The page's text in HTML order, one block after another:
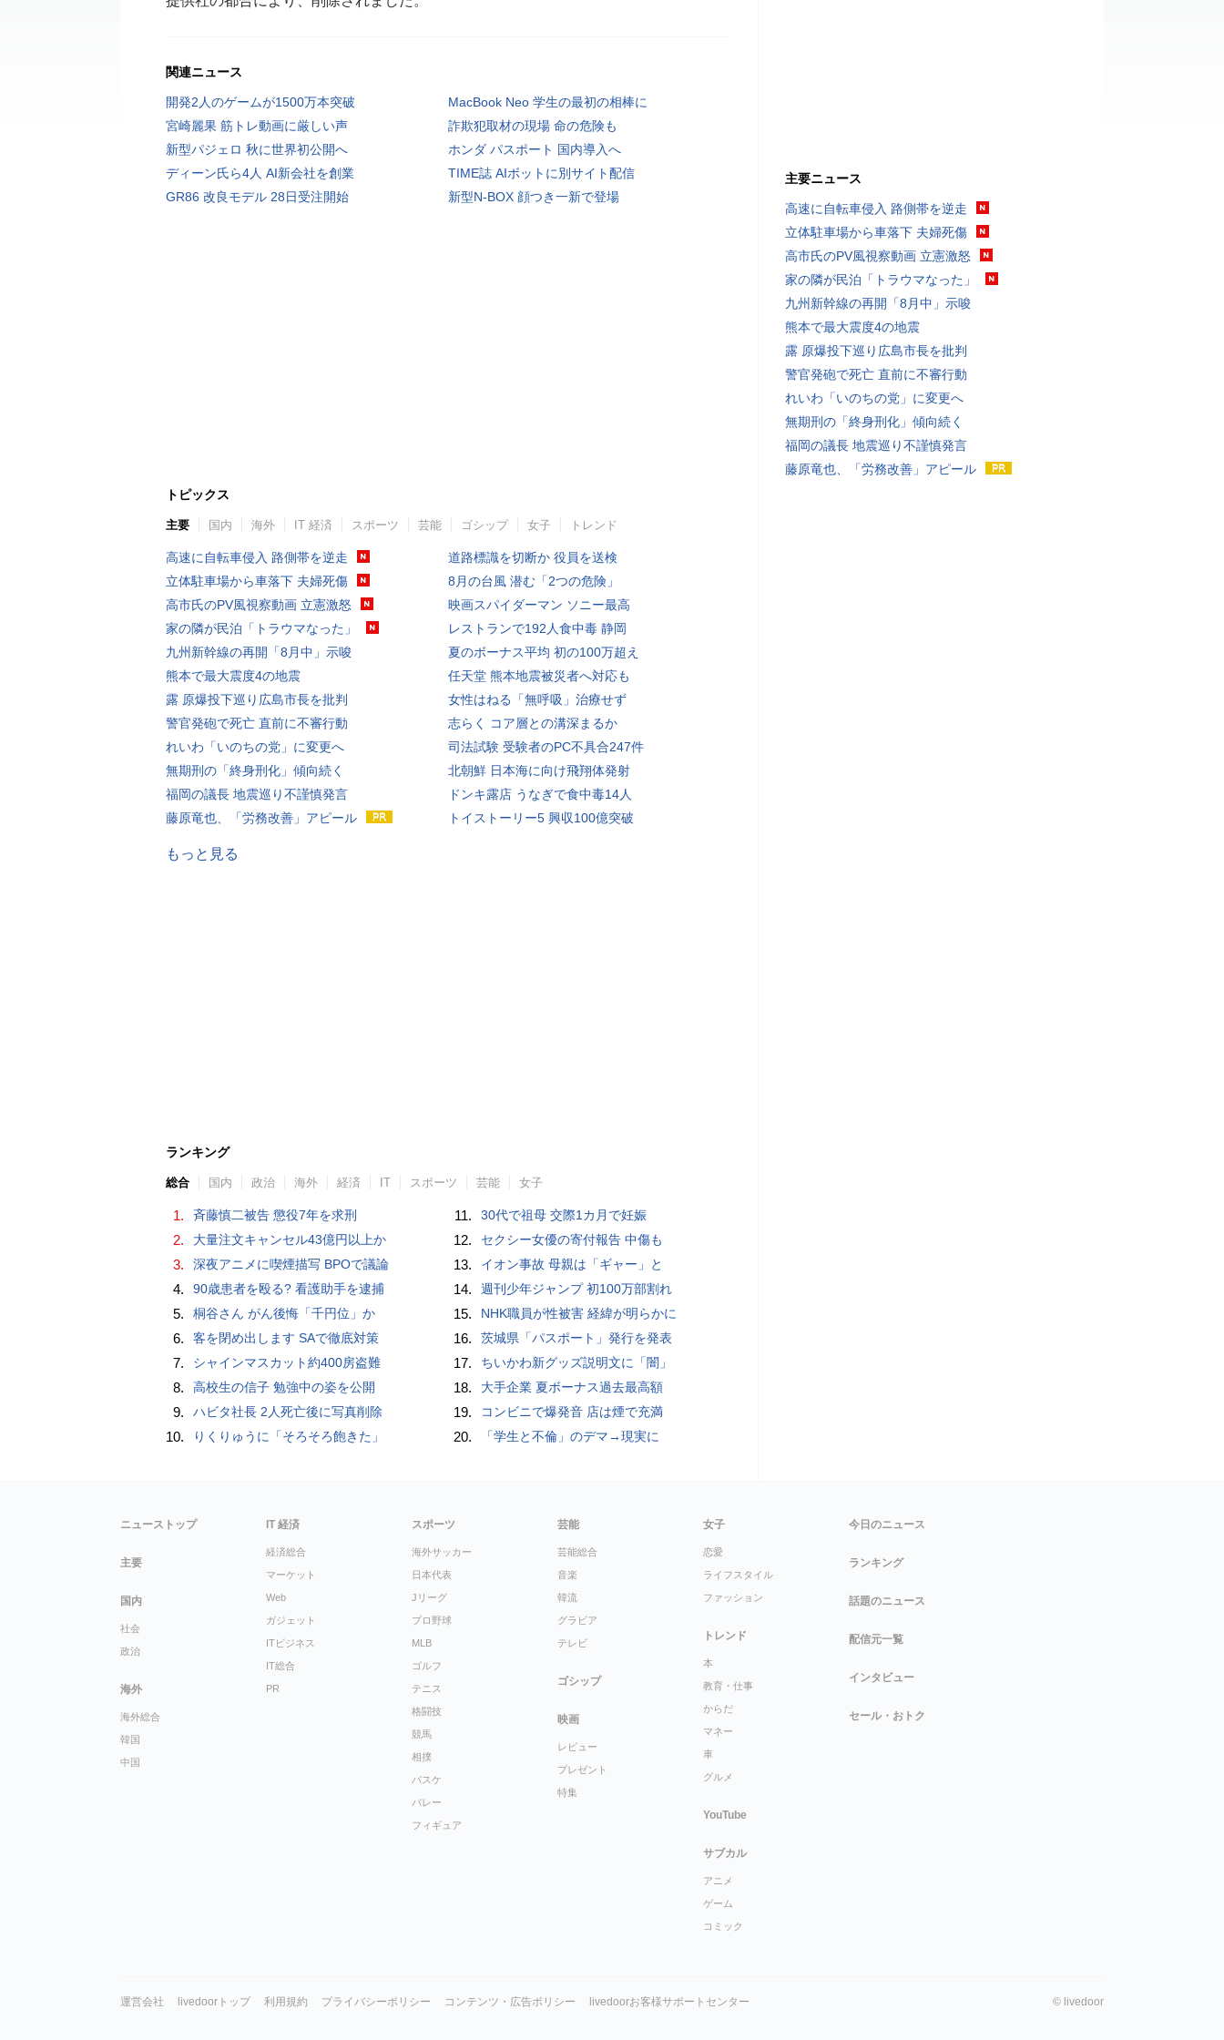
関連ニュース
開発2人のゲームが1500万本突破
MacBook Neo 学生の最初の相棒に
宮崎麗果 筋トレ動画に厳しい声
詐欺犯取材の現場 命の危険も
新型パジェロ 秋に世界初公開へ
ホンダ パスポート 国内導入へ
ディーン氏ら4人 AI新会社を創業
TIME誌 AIボットに別サイト配信
GR86 改良モデル 28日受注開始
新型N-BOX 顔つき一新で登場
トピックス
主要 国内 海外 IT 経済 スポーツ 芸能 ゴシップ 女子 トレンド
高速に自転車侵入 路側帯を逆走
立体駐車場から車落下 夫婦死傷
高市氏のPV風視察動画 立憲激怒
家の隣が民泊「トラウマなった」
九州新幹線の再開「8月中」示唆
熊本で最大震度4の地震
露 原爆投下巡り広島市長を批判
警官発砲で死亡 直前に不審行動
れいわ「いのちの党」に変更へ
無期刑の「終身刑化」傾向続く
福岡の議長 地震巡り不謹慎発言
藤原竜也、「労務改善」アピール
道路標識を切断か 役員を送検
8月の台風 潜む「2つの危険」
映画スパイダーマン ソニー最高
レストランで192人食中毒 静岡
夏のボーナス平均 初の100万超え
任天堂 熊本地震被災者へ対応も
女性はねる「無呼吸」治療せず
志らく コア層との溝深まるか
司法試験 受験者のPC不具合247件
北朝鮮 日本海に向け飛翔体発射
ドンキ露店 うなぎで食中毒14人
トイストーリー5 興収100億突破
もっと見る
ランキング
総合 国内 政治 海外 経済 IT スポーツ 芸能 女子
1. 斉藤慎二被告 懲役7年を求刑
2. 大量注文キャンセル43億円以上か
3. 深夜アニメに喫煙描写 BPOで議論
4. 90歳患者を殴る? 看護助手を逮捕
5. 桐谷さん がん後悔「千円位」か
6. 客を閉め出します SAで徹底対策
7. シャインマスカット約400房盗難
8. 高校生の信子 勉強中の姿を公開
9. ハビタ社長 2人死亡後に写真削除
10. りくりゅうに「そろそろ飽きた」
11. 30代で祖母 交際1カ月で妊娠
12. セクシー女優の寄付報告 中傷も
13. イオン事故 母親は「ギャー」と
14. 週刊少年ジャンプ 初100万部割れ
15. NHK職員が性被害 経緯が明らかに
16. 茨城県「パスポート」発行を発表
17. ちいかわ新グッズ説明文に「闇」
18. 大手企業 夏ボーナス過去最高額
19. コンビニで爆発音 店は煙で充満
20. 「学生と不倫」のデマ→現実に
主要ニュース
高速に自転車侵入 路側帯を逆走
立体駐車場から車落下 夫婦死傷
高市氏のPV風視察動画 立憲激怒
家の隣が民泊「トラウマなった」
九州新幹線の再開「8月中」示唆
熊本で最大震度4の地震
露 原爆投下巡り広島市長を批判
警官発砲で死亡 直前に不審行動
れいわ「いのちの党」に変更へ
無期刑の「終身刑化」傾向続く
福岡の議長 地震巡り不謹慎発言
藤原竜也、「労務改善」アピール
ニューストップ
主要
国内
社会
政治
海外
海外総合
韓国
中国
IT 経済
経済総合
マーケット
Web
ガジェット
ITビジネス
IT総合
PR
スポーツ
海外サッカー
日本代表
Jリーグ
プロ野球
MLB
ゴルフ
テニス
格闘技
競馬
相撲
バスケ
バレー
フィギュア
芸能
芸能総合
音楽
韓流
グラビア
テレビ
ゴシップ
映画
レビュー
プレゼント
特集
女子
恋愛
ライフスタイル
ファッション
トレンド
本
教育・仕事
からだ
マネー
車
グルメ
YouTube
サブカル
アニメ
ゲーム
コミック
今日のニュース
ランキング
話題のニュース
配信元一覧
インタビュー
セール・おトク
運営会社 livedoorトップ 利用規約 プライバシーポリシー コンテンツ・広告ポリシー livedoorお客様サポートセンター © livedoor